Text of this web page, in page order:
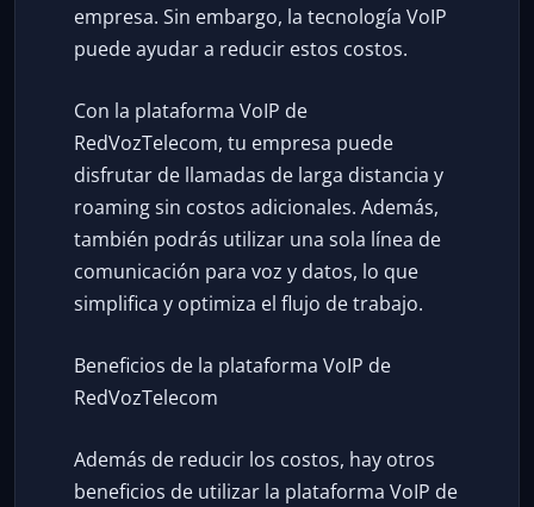
empresa. Sin embargo, la tecnología VoIP
puede ayudar a reducir estos costos.
Con la plataforma VoIP de
RedVozTelecom, tu empresa puede
disfrutar de llamadas de larga distancia y
roaming sin costos adicionales. Además,
también podrás utilizar una sola línea de
comunicación para voz y datos, lo que
simplifica y optimiza el flujo de trabajo.
Beneficios de la plataforma VoIP de
RedVozTelecom
Además de reducir los costos, hay otros
beneficios de utilizar la plataforma VoIP de